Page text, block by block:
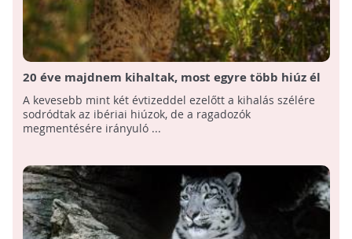
20 éve majdnem kihaltak, most egyre több hiúz él
az Ibériai-félszigeten
A kevesebb mint két évtizeddel ezelőtt a kihalás szélére
sodródtak az ibériai hiúzok, de a ragadozók
megmentésére irányuló ...